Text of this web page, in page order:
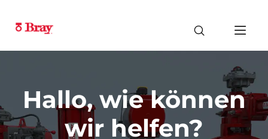
Hallo, wie können
wir helfen?